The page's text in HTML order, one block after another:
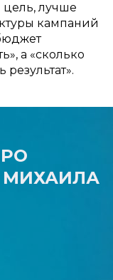
лучше
кампаний
а «сколько
МИХАИЛА